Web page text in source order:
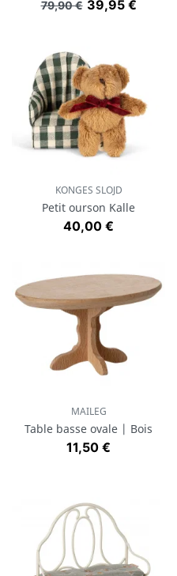
Prix de base
79,90 € Prix
39,95 €
KONGES SLOJD
Petit ourson Kalle
Prix
40,00 €
MAILEG
Table basse ovale | Bois
Prix
11,50 €